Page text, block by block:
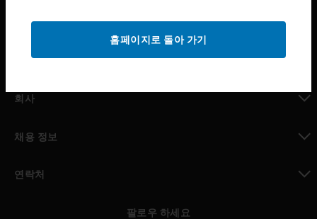
구매처
MYAUTOMATION サポート
회사
채용 정보
연락처
팔로우 하세요
홈페이지로 돌아 가기